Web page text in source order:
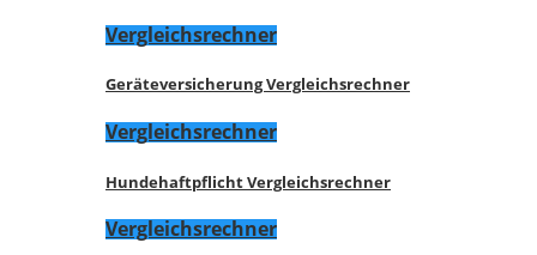
Vergleichsrechner
Geräteversicherung Vergleichsrechner
Vergleichsrechner
Hundehaftpflicht Vergleichsrechner
Vergleichsrechner